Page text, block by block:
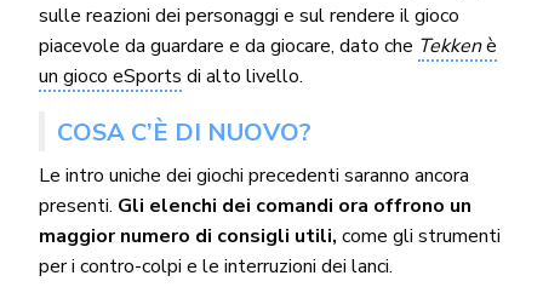
sulle reazioni dei personaggi e sul rendere il gioco
piacevole da guardare e da giocare, dato che Tekkenè
un gioco eSports di alto livello.
COSA C’È DI NUOVO?
Le intro uniche dei giochi precedenti saranno ancora
presenti. Gli elenchi dei comandi ora offrono un
maggior numero di consigli utili, come gli strumenti
per i contro-colpi e le interruzioni dei lanci.